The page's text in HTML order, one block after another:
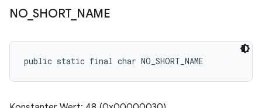
NO_SHORT_ NAME
public static final char NO_SHORT_NAME